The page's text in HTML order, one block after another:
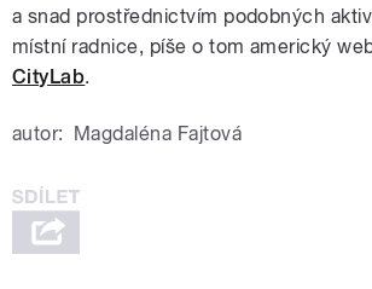
a snad prostřednictvím podobných
místní radnice, píše o tom americký
CityLab.
autor: Magdaléna Fajtová